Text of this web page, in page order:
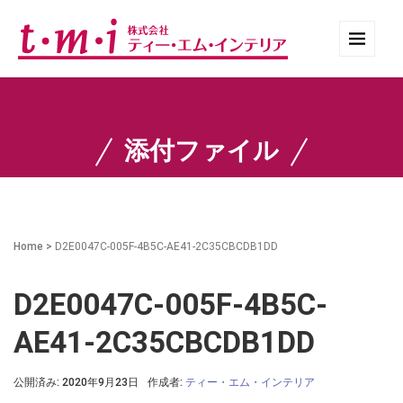
添付ファイル
Home > D2E0047C-005F-4B5C-AE41-2C35CBCDB1DD
D2E0047C-005F-4B5C-
AE41-2C35CBCDB1DD
公開済み: 2020年9月23日 作成者: ティー・エム・インテリア